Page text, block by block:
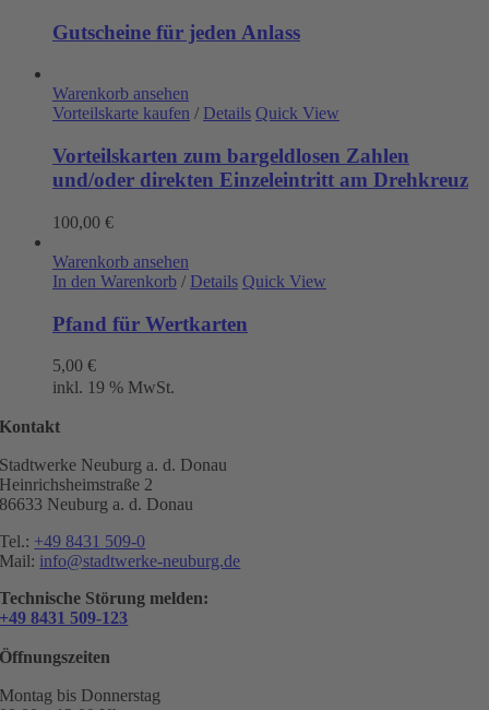
Gutscheine für jeden Anlass
Warenkorb ansehen
Vorteilskarte kaufen / Details Quick View
Vorteilskarten zum bargeldlosen Zahlen
und/oder direkten Einzeleintritt am Drehkreuz
100,00 €
Warenkorb ansehen
In den Warenkorb / Details Quick View
Pfand für Wertkarten
5,00 €
inkl. 19 % MwSt.
Kontakt
Stadtwerke Neuburg a. d. Donau
Heinrichsheimstraße 2
86633 Neuburg a. d. Donau
Tel.: +49 8431 509-0
Mail: info@stadtwerke-neuburg.de
Technische Störung melden:
+49 8431 509-123
Öffnungszeiten
Montag bis Donnerstag